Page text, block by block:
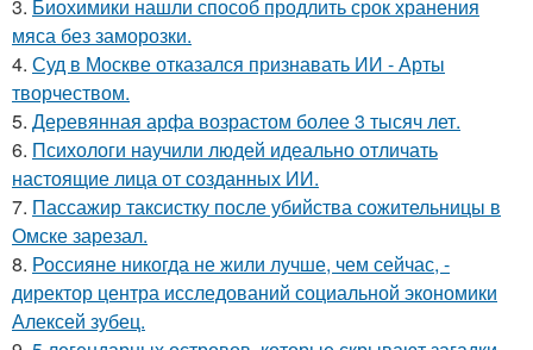
3. Биохимики нашли способ продлить срок хранения
мяса без заморозки.
4. Суд в Москве отказался признавать ИИ - Арты
творчеством.
5. Деревянная арфа возрастом более 3 тысяч лет.
6. Психологи научили людей идеально отличать
настоящие лица от созданных ИИ.
7. Пассажир таксистку после убийства сожительницы в
Омске зарезал.
8. Россияне никогда не жили лучше, чем сейчас, -
директор центра исследований социальной экономики
Алексей зубец.